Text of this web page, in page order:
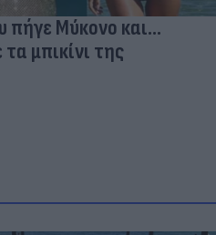
πήγε Μύκονο και...
μπικίνι της